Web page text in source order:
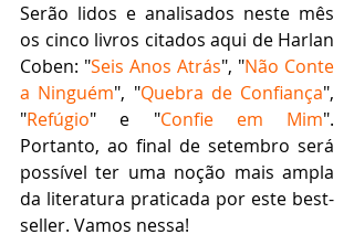
Serão lidos e analisados neste mês
os cinco livros citados aqui de Harlan
Coben: "Seis Anos Atrás", "Não Conte
a Ninguém", "Quebra de Confiança",
"Refúgio" e "Confie em Mim".
Portanto, ao final de setembro será
possível ter uma noção mais ampla
da literatura praticada por este best-
seller. Vamos nessa!